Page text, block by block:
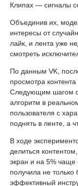
Клипах — сигналы
Объединив их,
интересы от
лайк, и лента уже
смотреть
По данным VK,
просмотра
Следующим шагом
алгоритм в
пользователя с
поднять в ленте, а
В ходе
делиться
экран и на 5% чаще
получила не
эффективный